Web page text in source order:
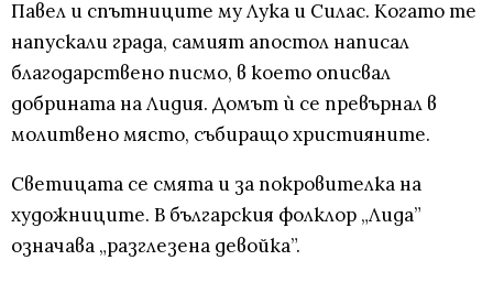
Павел и спътниците му Лука и Силас. Когато те
напускали града, самият апостол написал
благодарствено писмо, в което описвал
добрината на Лидия. Домът ѝ се превърнал в
молитвено място, събиращо християните.
Светицата се смята и за покровителка на
художниците. В българския фолклор „Лида”
означава „разглезена девойка”.